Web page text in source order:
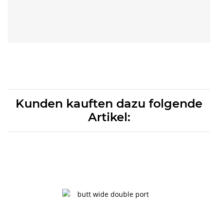
Kunden kauften dazu folgende
Artikel: